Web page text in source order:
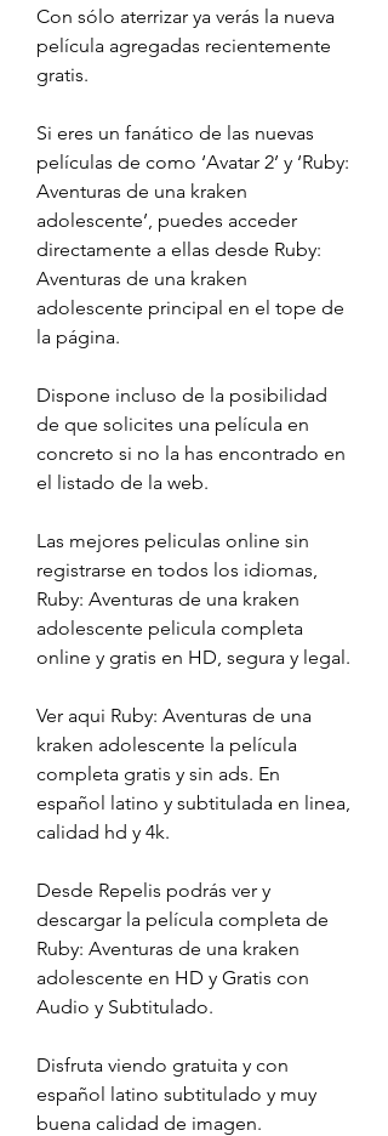
Con sólo aterrizar ya verás la nueva
película agregadas recientemente
gratis.
Si eres un fanático de las nuevas
películas de como ‘Avatar 2’ y ‘Ruby:
Aventuras de una kraken
adolescente’, puedes acceder
directamente a ellas desde Ruby:
Aventuras de una kraken
adolescente principal en el tope de
la página.
Dispone incluso de la posibilidad
de que solicites una película en
concreto si no la has encontrado en
el listado de la web.
Las mejores peliculas online sin
registrarse en todos los idiomas,
Ruby: Aventuras de una kraken
adolescente pelicula completa
online y gratis en HD, segura y legal.
Ver aqui Ruby: Aventuras de una
kraken adolescente la película
completa gratis y sin ads. En
español latino y subtitulada en linea,
calidad hd y 4k.
Desde Repelis podrás ver y
descargar la película completa de
Ruby: Aventuras de una kraken
adolescente en HD y Gratis con
Audio y Subtitulado.
Disfruta viendo gratuita y con
español latino subtitulado y muy
buena calidad de imagen.